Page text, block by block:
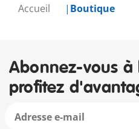
Accueil Boutique
Abonnez-vous à
profitez